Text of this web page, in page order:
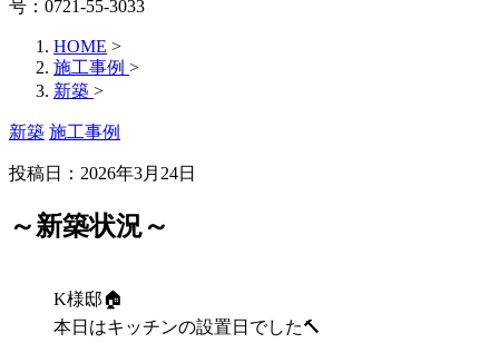
HOME >
施工事例 >
新築 >
新築 施工事例
投稿日：2026年3月24日
～新築状況～
K様邸🏠
本日はキッチンの設置日でした🔨